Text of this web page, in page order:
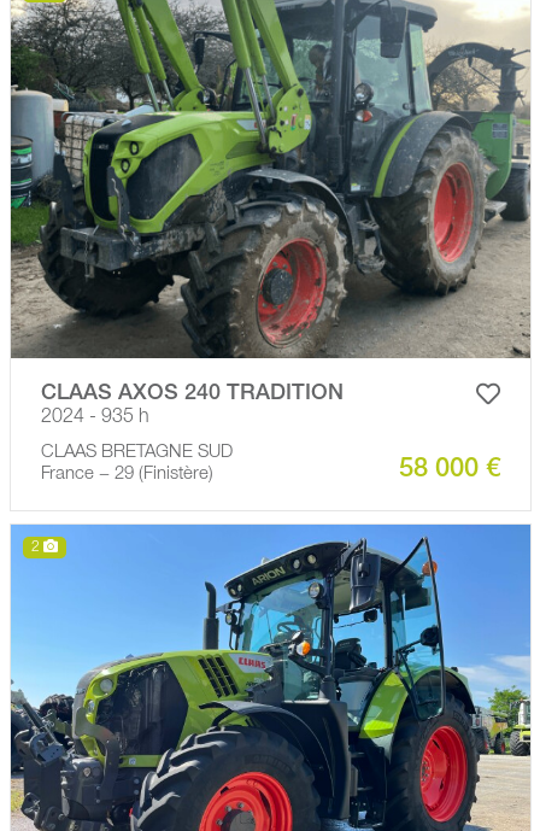
CLAAS AXOS 240 TRADITION
2024 - 935 h
CLAAS BRETAGNE SUD
France − 29 (Finistère)
58 000 €
2